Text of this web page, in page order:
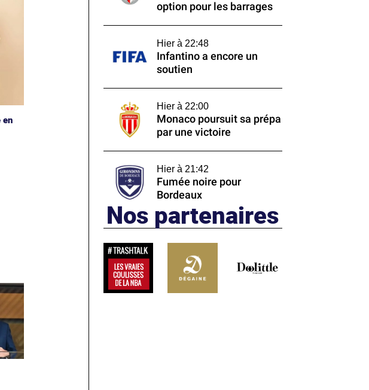
en
option pour les barrages
Hier à 22:48
Infantino a encore un
soutien
Hier à 22:00
Monaco poursuit sa prépa
par une victoire
Hier à 21:42
Fumée noire pour
Bordeaux
Nos partenaires